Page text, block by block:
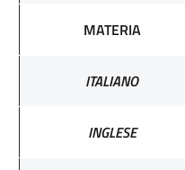
MATERIA
ITALIANO
INGLESE